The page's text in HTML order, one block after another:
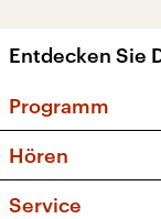
Entdecken Sie
Programm
Hören
Service